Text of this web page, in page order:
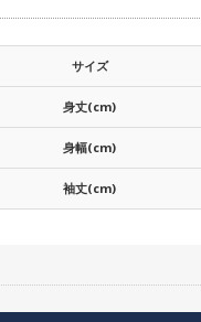
サイズ
身丈(cm)
身幅(cm)
袖丈(cm)